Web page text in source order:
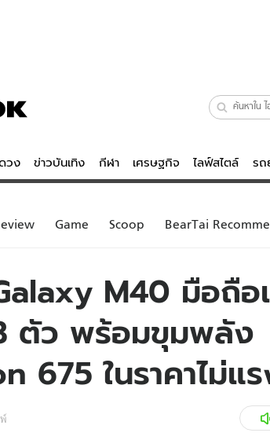
วง ข่าวบันเทิง กีฬา เศรษฐกิจ ไลฟ์สไตล์ ร
ดูดวง - ตรวจหวย
สถิติหวยไทย
หวยลาว
ไลฟ์สไ
วัยรุ่น
ไอที
รถยนต์
สุขภาพ
เที่ยว-กิน
Game Scoop BearTai
M40 มือถือเ
ตัว พร้อมขุมพลัง
675 ในราคาไม่แ